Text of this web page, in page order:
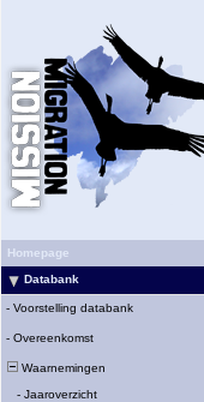
Homepage
Databank
- Voorstelling databank
- Overeenkomst
Waarnemingen
- Jaaroverzicht